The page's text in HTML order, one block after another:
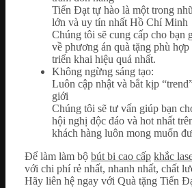
Tiến Đạt tự hào là một trong
lớn và uy tín nhất Hồ Chí Minh
Chúng tôi sẽ cung cấp cho bạn
về phương án quà tặng phù
triển khai hiệu quả nhất.
Không ngừng sáng tạo:
Luôn cập nhật và bắt kịp
giới
Chúng tôi sẽ tư vấn giúp bạn
hội nghị độc đáo và hot nhất
khách hàng luôn mong muốn
Để làm làm bộ bút bi cao cấp khắc
với chi phí rẻ nhất, nhanh nhất, chất
Hãy liên hệ ngay với Quà tặng Tiến